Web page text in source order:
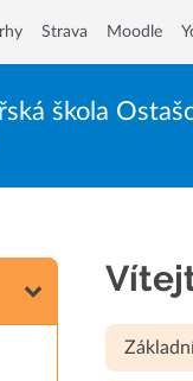
škola
Strava Moodle